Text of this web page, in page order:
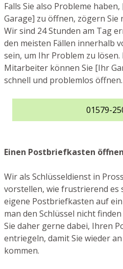
Falls Sie also Probleme
Garage] zu öffnen, zögern
Wir sind 24 Stunden am Tag
den meisten Fällen innerhalb
sein, um Ihr Problem zu
Mitarbeiter können Sie [Ihr
schnell und problemlos öffnen.
01579-
Einen Postbriefkasten
Wir als Schlüsseldienst in
vorstellen, wie frustrierend es
eigene Postbriefkasten auf
man den Schlüssel nicht
Sie daher gerne dabei, Ihren
entriegeln, damit Sie wieder
kommen.